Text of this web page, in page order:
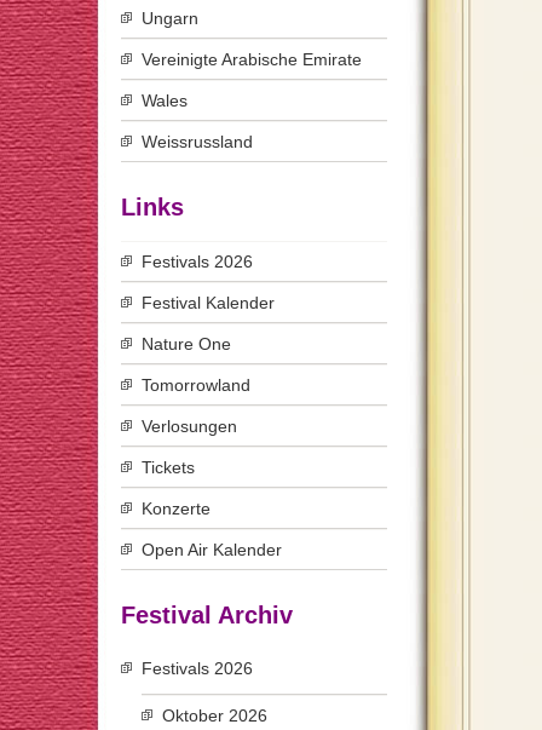
Ungarn
Vereinigte Arabische Emirate
Wales
Weissrussland
Links
Festivals 2026
Festival Kalender
Nature One
Tomorrowland
Verlosungen
Tickets
Konzerte
Open Air Kalender
Festival Archiv
Festivals 2026
Oktober 2026